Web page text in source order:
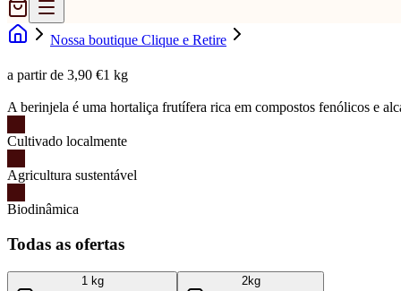
Nossa boutique Clique e Retire
a partir de 3,90 €1 kg
A berinjela é uma hortaliça frutífera rica em compostos fenólicos e
Cultivado localmente
Agricultura sustentável
Biodinâmica
Todas as ofertas
1 kg
2kg